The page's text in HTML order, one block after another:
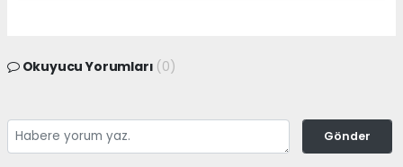
Okuyucu Yorumları (0)
Gönder